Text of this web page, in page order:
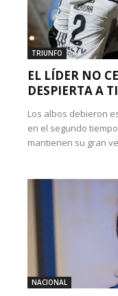
TRIUNFO
EL LÍDER NO
DESPIERTA A
Los albos debieron
en el segundo
mantienen su gran
NACIONAL